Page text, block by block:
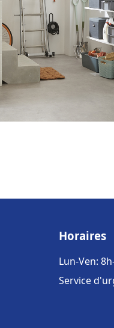
Horaires
Lun-Ven:
Service